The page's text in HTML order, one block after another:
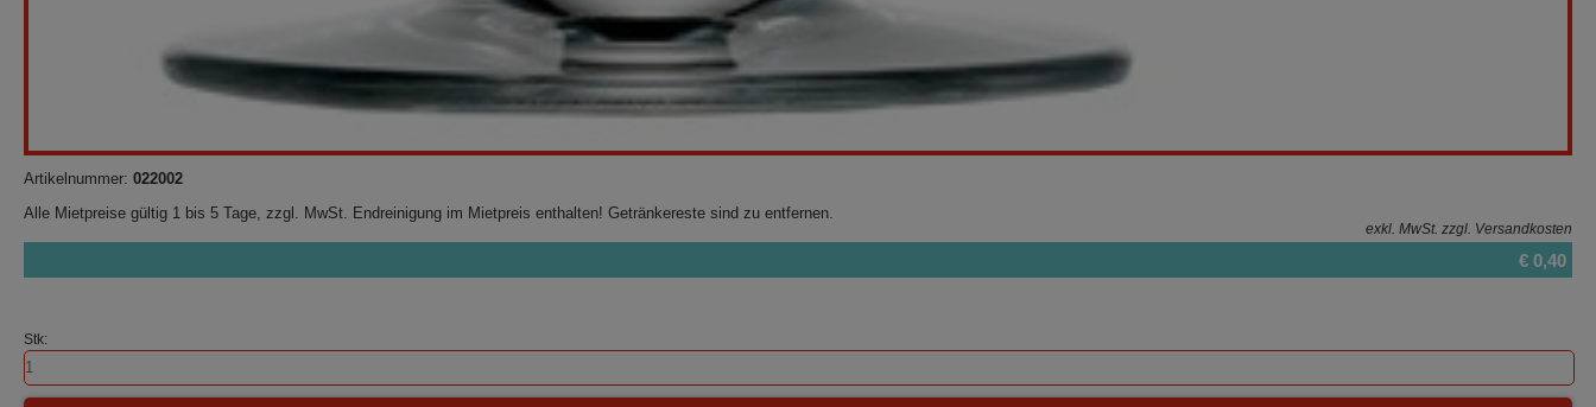
Artikelnummer: 022002
Alle Mietpreise gültig 1 bis 5 Tage, zzgl. MwSt. Endreinigung im Mietpreis enthalten! Getränkereste sind zu entfernen.
exkl. MwSt. zzgl. Versandkosten
€ 0,40
Stk: